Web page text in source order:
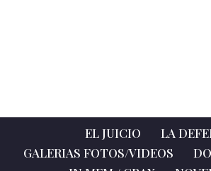
EL JUICIO
LA
GALERIAS FOTOS/VIDEOS